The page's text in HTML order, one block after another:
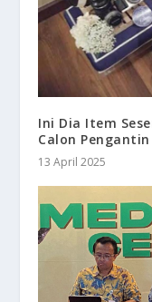
Ini Dia Item
Calon Pengantin
13 April 2025